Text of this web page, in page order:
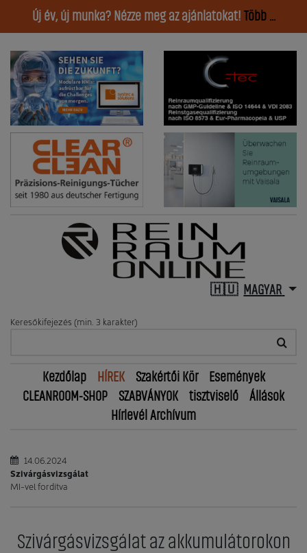
Új év, új munka? Nézze meg az ajánlatokat! Több ...
MAGYAR
Keresőkifejezés (min. 3 karakter)
Kezdőlap HÍREK Szakértői Kör
Események
CLEANROOM-SHOP
SZABVÁNYOK tisztviselő
Állások
Hírlevél Archívum
14.06.2024
Szivárgásvizsgálat
MI-vel fordítva
Szivárgásvizsgálat az akkumulátorokon